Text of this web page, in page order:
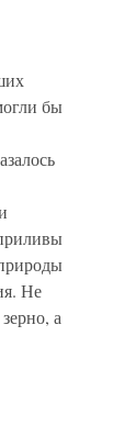
бы
Не
а